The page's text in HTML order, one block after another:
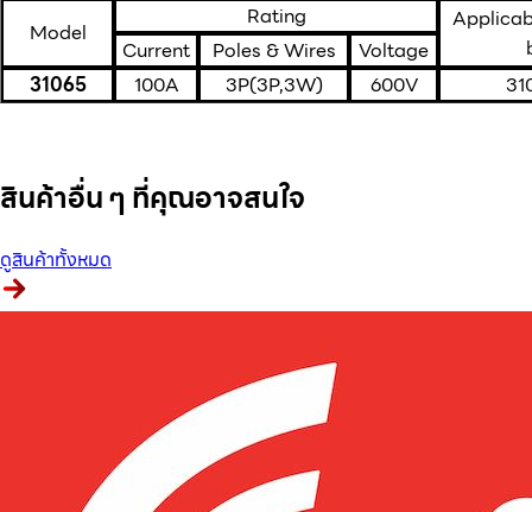
Model
Rating
Current Poles & Wires
Voltage
31065
100A 3P(3P,3W) 600V
สินค้าอื่น ๆ ที่คุณอาจสนใจ
ดูสินค้าทั้งหมด